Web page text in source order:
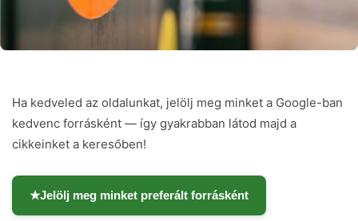
Ha kedveled az oldalunkat, jelölj meg minket a Google-ban
kedvenc forrásként — így gyakrabban látod majd a
cikkeinket a keresőben!
★Jelölj meg minket preferált forrásként